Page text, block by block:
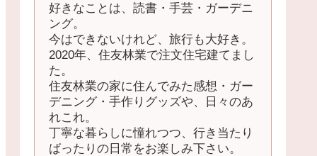
好きなことは、読書・手芸・ガーデニ
ング。
今はできないけれど、旅行も大好き。
2020年、住友林業で注文住宅建てまし
た。
住友林業の家に住んでみた感想・ガー
デニング・手作りグッズや、日々のあ
れこれ。
丁寧な暮らしに憧れつつ、行き当たり
ばったりの日常をお楽しみ下さい。